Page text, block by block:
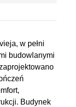
w pełni
budowlanymi
Budynek